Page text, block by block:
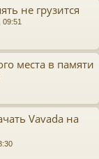
не грузится
09:51
места в памяти
Vavada на